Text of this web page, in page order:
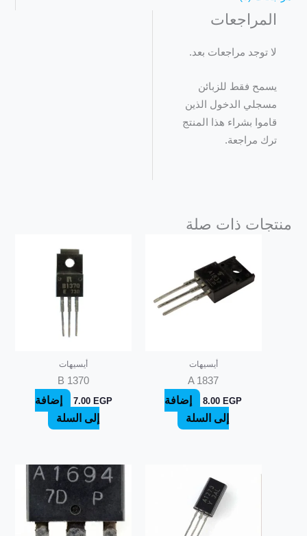
المراجعات
لا توجد مراجعات بعد.
يسمح فقط للزبائن
مسجلي الدخول الذين
قاموا بشراء هذا المنتج
ترك مراجعة.
منتجات ذات صلة
أيسيهات
A 1837
8.00 EGP
إضافة
إلى السلة
أيسيهات
B 1370
7.00 EGP
إضافة
إلى السلة